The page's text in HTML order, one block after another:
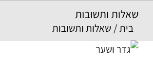
שאלות ותשובות
בית/ שאלות ותשובות